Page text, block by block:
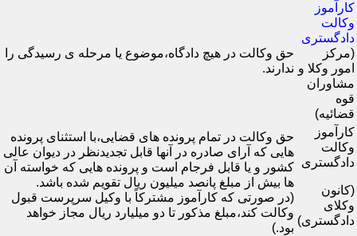
کارآموز
وکالت
دادگستری
(مرکز
امور وکلا و
مشاوران
قوه
قضائیه)
حق وکالت در هیچ دادگاه،موضوع یا مرحله ی رسیدگی را
ندارند.
کارآموز
وکالت
دادگستری
(کانون
وکلای
دادگستری)
حق وکالت در تمام پرونده های قضایی،با استثنای پرونده
هایی که آرای صادره در آنها قابل تجدیدنظر در دیوان عالی
کشور و یا قابل فرجام است و پرونده هایی که خواسته آن
ها بیش از مبلغ پانصد میلیون ریال تقویم شده باشد.
(در صورتی که کارآموز مشترکاً با وکیل سرپرست قبول
وکالت کند،مبلغ مذکور تا دو میلیارد ریال مجاز خواهد
بود.)